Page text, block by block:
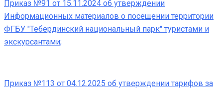
Приказ №91 от 15.11.2024 об утверждении
Информационных материалов о посещении территории
ФГБУ "Тебердинский национальный парк" туристами и
экскурсантами;
Приказ №113 от 04.12.2025 об утверждении тарифов за